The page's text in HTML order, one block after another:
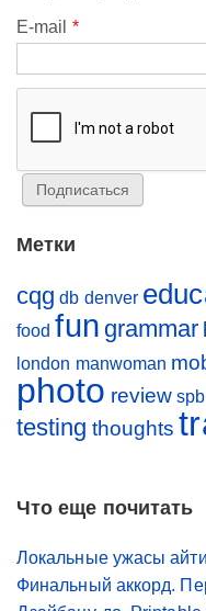
E-mail *
Метки
cqg db denver
food fun grammar
london manwoman
photo review spb
testing thoughts
Что еще почитать
Локальные ужасы
Финальный аккорд.